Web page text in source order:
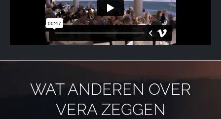
WAT ANDEREN OVER
VERA ZEGGEN